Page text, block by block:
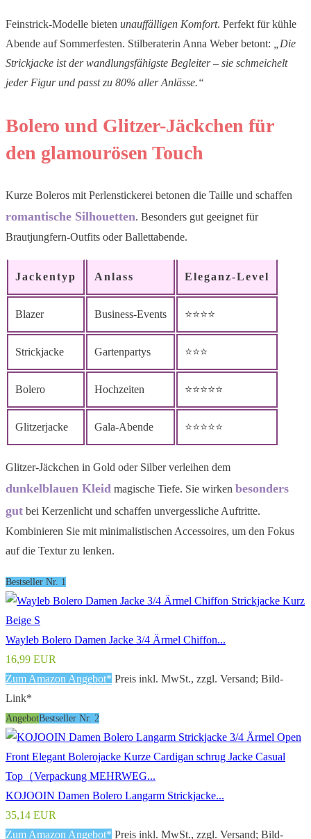
Feinstrick-Modelle bieten unauffälligen Komfort. Perfekt für kühle
Abende auf Sommerfesten. Stilberaterin Anna Weber betont:
„Die
Strickjacke ist der wandlungsfähigste Begleiter – sie schmeichelt
jeder Figur und passt zu 80% aller Anlässe.“
Bolero und Glitzer-Jäckchen für
den glamourösen Touch
Kurze Boleros mit Perlenstickerei betonen die Taille und schaffen
romantische Silhouetten. Besonders gut geeignet für
Brautjungfern-Outfits oder Ballettabende.
Jackentyp Anlass Eleganz-Level
Blazer Business-Events ⭐⭐⭐⭐
Strickjacke Gartenpartys ⭐⭐⭐
Bolero Hochzeiten ⭐⭐⭐⭐⭐
Glitzerjacke Gala-Abende ⭐⭐⭐⭐⭐
Glitzer-Jäckchen in Gold oder Silber verleihen dem
dunkelblauen Kleid magische Tiefe. Sie wirken besonders
gut bei Kerzenlicht und schaffen unvergessliche Auftritte.
Kombinieren Sie mit minimalistischen Accessoires, um den Fokus
auf die Textur zu lenken.
Bestseller Nr. 1
Wayleb Bolero Damen Jacke 3/4 Ärmel Chiffon...
16,99 EUR
Zum Amazon Angebot* Preis inkl. MwSt., zzgl. Versand; Bild-
Link*
AngebotBestseller Nr. 2
KOJOOIN Damen Bolero Langarm Strickjacke...
35,14 EUR
Zum Amazon Angebot* Preis inkl. MwSt., zzgl. Versand; Bild-